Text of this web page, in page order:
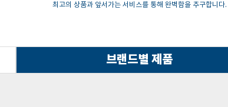
최고의 상품과 앞서가는 서비스를 통해 완벽함을 추구합니다.
브랜드별 제품